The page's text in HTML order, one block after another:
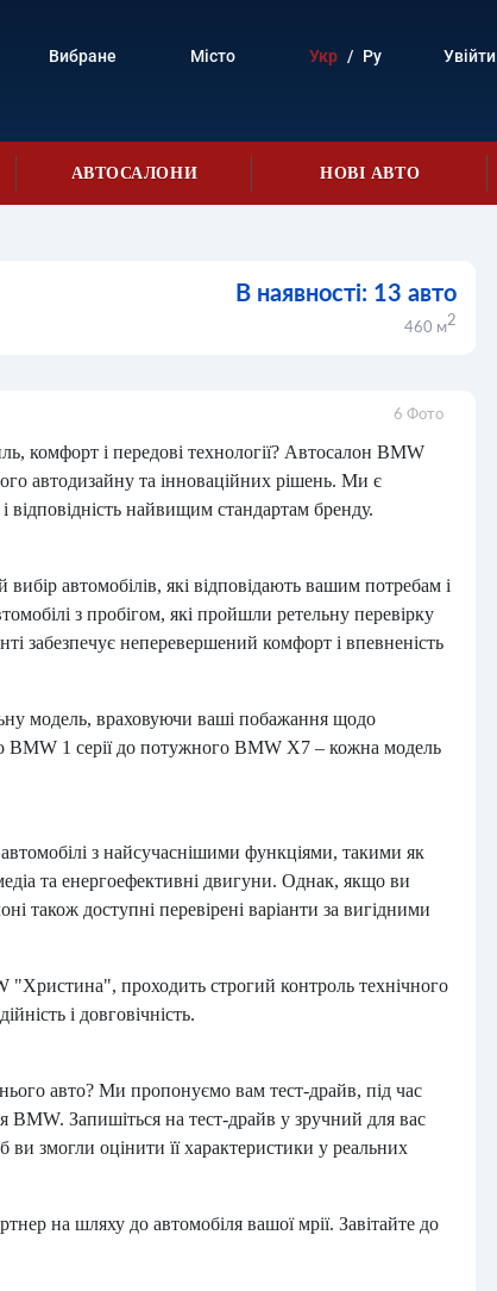
Вибране Місто Укр / Ру Увійти
АВТОСАЛОНИ НОВІ АВТО
В наявності: 13 авто
460 м2
6 Фото
комфорт і передові технології? Автосалон BMW
автодизайну та інноваційних рішень. Ми є
відповідність найвищим стандартам бренду.
автомобілів, які відповідають вашим потребам і
з пробігом, які пройшли ретельну перевірку
забезпечує неперевершений комфорт і впевненість
модель, враховуючи ваші побажання щодо
BMW 1 серії до потужного BMW X7 – кожна модель
з найсучаснішими функціями, такими як
та енергоефективні двигуни. Однак, якщо ви
також доступні перевірені варіанти за вигідними
"Христина", проходить строгий контроль технічного
і довговічність.
авто? Ми пропонуємо вам тест-драйв, під час
BMW. Запишіться на тест-драйв у зручний для вас
змогли оцінити її характеристики у реальних
на шляху до автомобіля вашої мрії. Завітайте до